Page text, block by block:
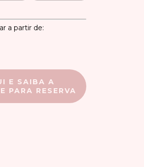
a partir de:
E SAIBA A
PARA RESERVA